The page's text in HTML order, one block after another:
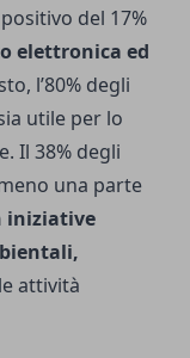
del 17%
elettronica ed
l’80% degli
utile per lo
Il 38% degli
una parte
iniziative
attività